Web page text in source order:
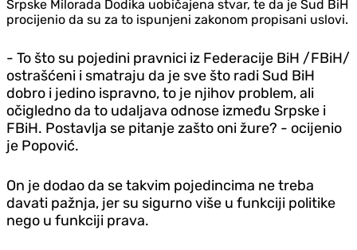
Srpske Milorada Dodika uobičajena stvar, te da je Sud BiH
procijenio da su za to ispunjeni zakonom propisani uslovi.
- To što su pojedini pravnici iz Federacije BiH /FBiH/
ostrašćeni i smatraju da je sve što radi Sud BiH
dobro i jedino ispravno, to je njihov problem, ali
očigledno da to udaljava odnose između Srpske i
FBiH. Postavlja se pitanje zašto oni žure? - ocijenio
je Popović.
On je dodao da se takvim pojedincima ne treba
davati pažnja, jer su sigurno više u funkciji politike
nego u funkciji prava.